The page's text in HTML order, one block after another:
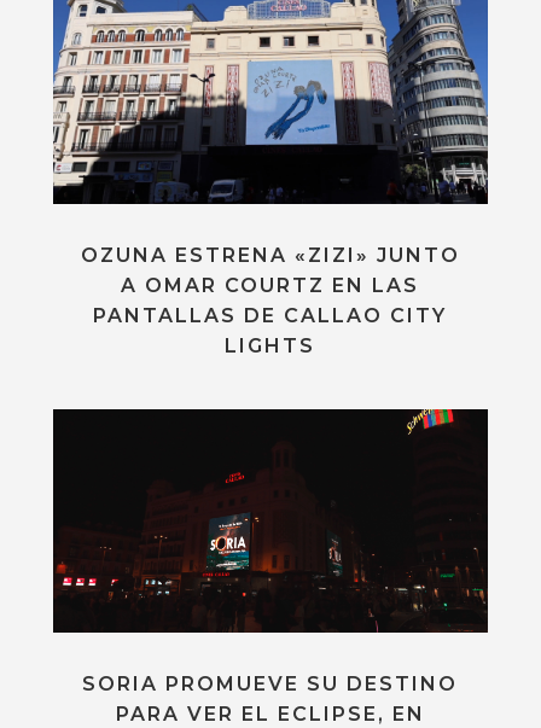
OZUNA ESTRENA «ZIZI» JUNTO
A OMAR COURTZ EN LAS
PANTALLAS DE CALLAO CITY
LIGHTS
SORIA PROMUEVE SU DESTINO
PARA VER EL ECLIPSE, EN